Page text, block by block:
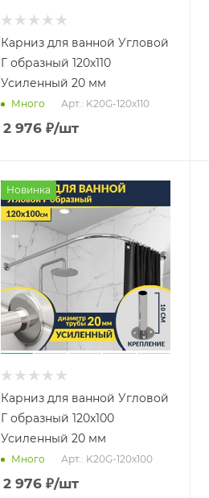
Карниз для ванной Угловой
Г образный 120х110
Усиленный 20 мм
Много Арт.: K20G-120x110
2 976₽/шт
Новинка
Карниз для ванной Угловой
Г образный 120х100
Усиленный 20 мм
Много Арт.: K20G-120x100
2 976₽/шт